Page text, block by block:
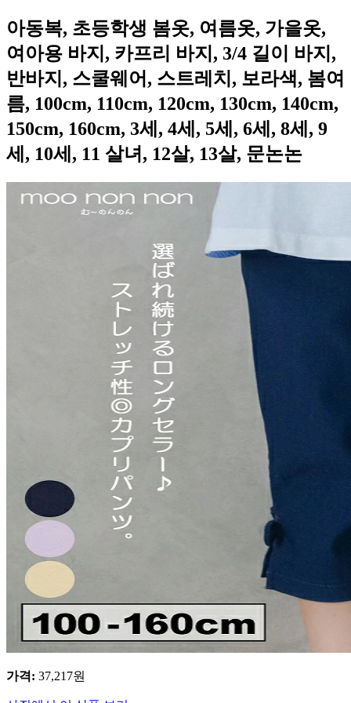
아동복, 초등학생 봄옷, 여름옷, 가을옷,
여아용 바지, 카프리 바지, 3/4 길이 바지,
반바지, 스쿨웨어, 스트레치, 보라색, 봄여
름, 100cm, 110cm, 120cm, 130cm, 140cm,
150cm, 160cm, 3세, 4세, 5세, 6세, 8세, 9
세, 10세, 11 살녀, 12살, 13살, 문논논
가격: 37,217원